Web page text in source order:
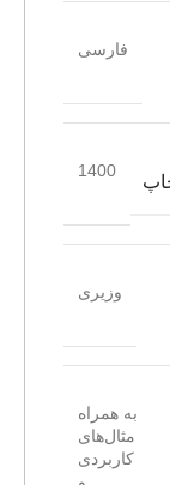
فارسی
1400
وزیری
به همراه
مثال‌های
کاربردی